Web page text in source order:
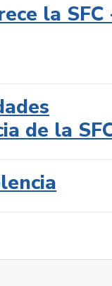
la SFC
de la